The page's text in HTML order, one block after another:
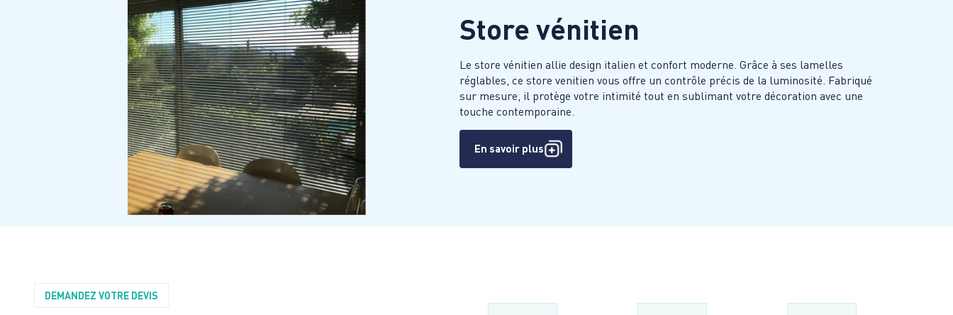
Store vénitien
Le store vénitien allie design italien et confort moderne. Grâce à ses lamelles
réglables, ce store venitien vous offre un contrôle précis de la luminosité. Fabriqué
sur mesure, il protège votre intimité tout en sublimant votre décoration avec une
touche contemporaine.
En savoir plus
DEMANDEZ VOTRE DEVIS